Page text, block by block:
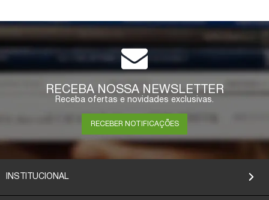
COMPRAR
RECEBA NOSSA NEWSLETTER
Receba ofertas e novidades exclusivas.
RECEBER NOTIFICAÇÕES
INSTITUCIONAL